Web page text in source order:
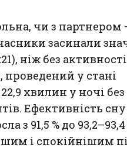
чи з партнером
засинали
ніж без
проведений у стані
хвилин у ночі без
Ефективність
з 91,5 % до 93,2–93,4
і спокійнішим